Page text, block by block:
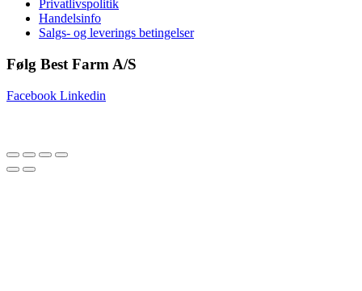
Privatlivspolitik
Handelsinfo
Salgs- og leverings betingelser
Følg Best Farm A/S
Facebook Linkedin